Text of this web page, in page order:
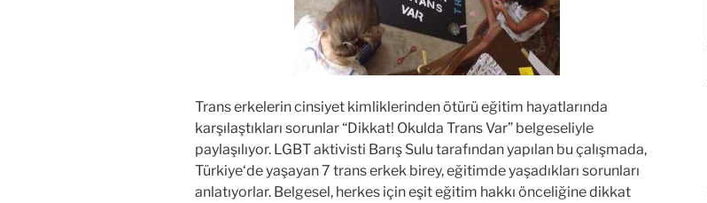
Trans erkelerin cinsiyet kimliklerinden ötürü eğitim hayatlarında
karşılaştıkları sorunlar “Dikkat! Okulda Trans Var” belgeseliyle
paylaşılıyor. LGBT aktivisti Barış Sulu tarafından yapılan bu çalışmada,
Türkiye‘de yaşayan 7 trans erkek birey, eğitimde yaşadıkları sorunları
anlatıyorlar. Belgesel, herkes için eşit eğitim hakkı önceliğine dikkat